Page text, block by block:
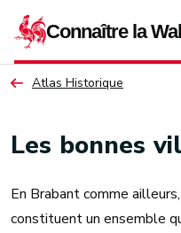
Atlas Historique
Les bonnes
En Brabant comme
constituent un ensemble